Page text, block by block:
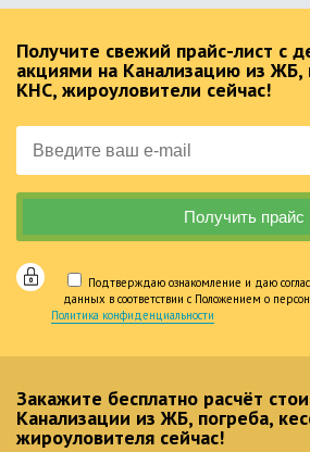
Получите свежий прайс-лист с
акциями на Канализацию из ЖБ,
КНС, жироуловители сейчас!
Подтверждаю ознакомление и даю
данных в соответствии с Положением о
Политика конфиденциальности
Закажите бесплатно расчёт
Канализации из ЖБ, погреба,
жироуловителя сейчас!